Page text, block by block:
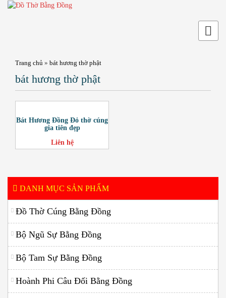
Trang chủ » bát hương thờ phật
bát hương thờ phật
Bát Hương Đồng Đỏ thờ cúng
gia tiên đẹp
Liên hệ
DANH MỤC SẢN PHẨM
Đồ Thờ Cúng Bằng Đồng
Bộ Ngũ Sự Bằng Đồng
Bộ Tam Sự Bằng Đồng
Hoành Phi Câu Đối Bằng Đồng